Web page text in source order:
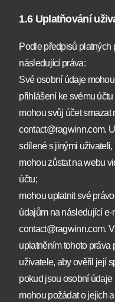
1.6 Uplatňování
Podle předpisů platných
následující práva:
Své osobní údaje
přihlášení ke svému
mohou svůj účet smazat
contact@ragwinn.com.
sdílené s jinými
mohou zůstat na webu
účtu;
mohou uplatnit své
údajům na následující e-
contact@ragwinn.com.
uplatněním tohoto práva
uživatele, aby ověřil její
pokud jsou osobní
mohou požádat o jejich